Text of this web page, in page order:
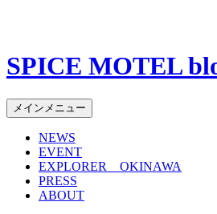
SPICE MOTEL
検
索
メインメニュー コ
ツ
NEWS
EVENT
EXPLORER OKINAWA
PRESS
ABOUT